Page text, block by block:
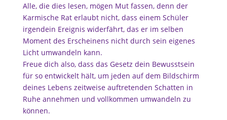
Alle, die dies lesen, mögen Mut fassen, denn der
Karmische Rat erlaubt nicht, dass einem Schüler
irgendein Ereignis widerfährt, das er im selben
Moment des Erscheinens nicht durch sein eigenes
Licht umwandeln kann.
Freue dich also, dass das Gesetz dein Bewusstsein
für so entwickelt hält, um jeden auf dem Bildschirm
deines Lebens zeitweise auftretenden Schatten in
Ruhe annehmen und vollkommen umwandeln zu
können.